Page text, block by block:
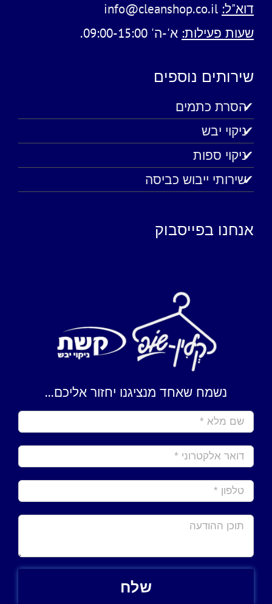
דוא"ל: info@cleanshop.co.il
שעות פעילות: א'-ה' 09:00-15:00.
שירותים נוספים
הסרת כתמים
ניקוי יבש
ניקוי ספות
שירותי ייבוש כביסה
אנחנו בפייסבוק
נשמח שאחד מנציגנו יחזור אליכם...